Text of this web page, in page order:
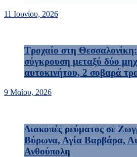
11 Ιουνίου, 2026
Τροχαίο στη
σύγκρουση μεταξύ δύο
αυτοκινήτου, 2 σοβαρά
9 Μαΐου, 2026
Διακοπές ρεύματος σε
Βύρωνα, Αγία Βαρβάρα,
Ανθούπολη